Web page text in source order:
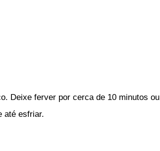
Deixe ferver por cerca de 10 minutos ou
até esfriar.⁣⁣